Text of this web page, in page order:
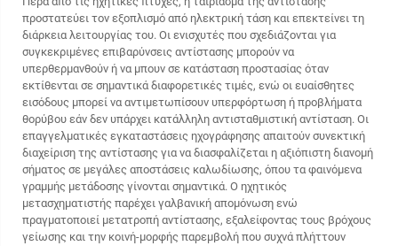
προστατεύει τον εξοπλισμό από ηλεκτρική τάση και επεκτείνει τη
διάρκεια λειτουργίας του. Οι ενισχυτές που σχεδιάζονται για
συγκεκριμένες επιβαρύνσεις αντίστασης μπορούν να
υπερθερμανθούν ή να μπουν σε κατάσταση προστασίας όταν
εκτίθενται σε σημαντικά διαφορετικές τιμές, ενώ οι ευαίσθητες
εισόδους μπορεί να αντιμετωπίσουν υπερφόρτωση ή προβλήματα
θορύβου εάν δεν υπάρχει κατάλληλη αντισταθμιστική αντίσταση. Οι
επαγγελματικές εγκαταστάσεις ηχογράφησης απαιτούν συνεκτική
διαχείριση της αντίστασης για να διασφαλίζεται η αξιόπιστη διανομή
σήματος σε μεγάλες αποστάσεις καλωδίωσης, όπου τα φαινόμενα
γραμμής μετάδοσης γίνονται σημαντικά. Ο ηχητικός
μετασχηματιστής παρέχει γαλβανική απομόνωση ενώ
πραγματοποιεί μετατροπή αντίστασης, εξαλείφοντας τους βρόχους
γείωσης και την κοινή-μορφής παρεμβολή που συχνά πλήττουν